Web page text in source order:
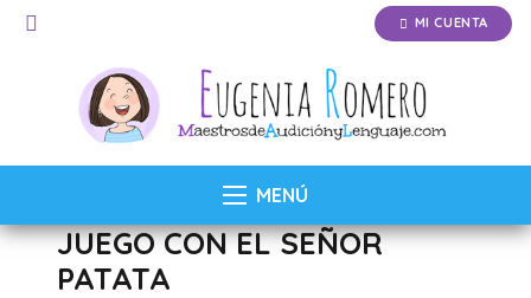
MI CUENTA
MENÚ
JUEGO CON EL SEÑOR
PATATA